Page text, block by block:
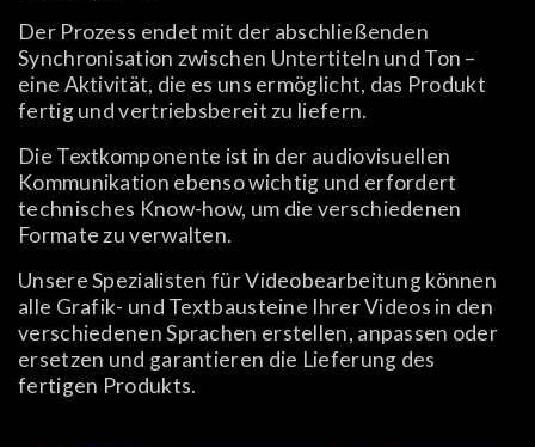
Der Prozess endet mit der abschließenden
Synchronisation zwischen Untertiteln und Ton –
eine Aktivität, die es uns ermöglicht, das Produkt
fertig und vertriebsbereit zu liefern.
Die Textkomponente ist in der audiovisuellen
Kommunikation ebenso wichtig und erfordert
technisches Know-how, um die verschiedenen
Formate zu verwalten.
Unsere Spezialisten für Videobearbeitung können
alle Grafik- und Textbausteine Ihrer Videos in den
verschiedenen Sprachen erstellen, anpassen oder
ersetzen und garantieren die Lieferung des
fertigen Produkts.